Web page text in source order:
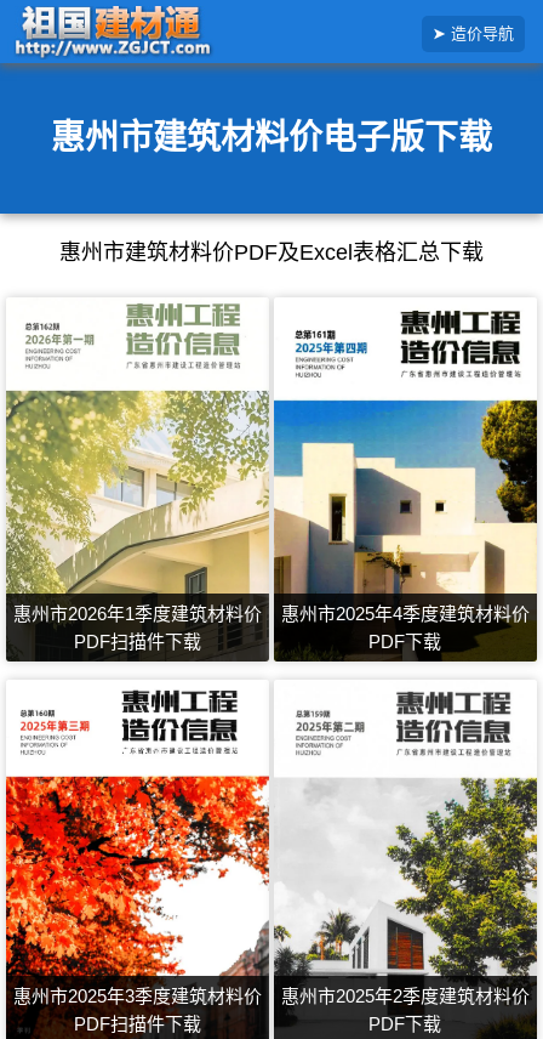
息
造价导航
惠州市建筑材料价电子版下载
惠州市建筑材料价PDF及Excel表格汇总下载
惠州市2026年1季度建筑材料价
PDF扫描件下载
惠州市2025年4季度建筑材料价
PDF下载
惠州市2025年3季度建筑材料价
PDF扫描件下载
惠州市2025年2季度建筑材料价
PDF下载